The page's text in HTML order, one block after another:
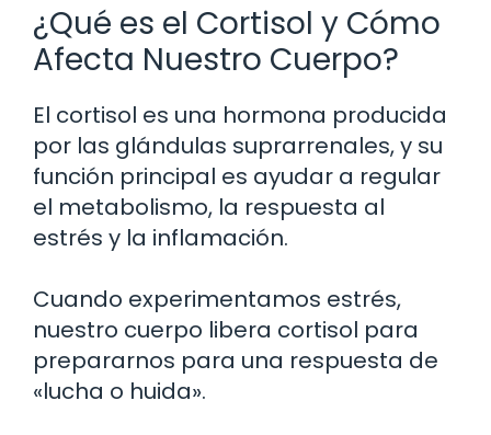
¿Qué es el Cortisol y Cómo
Afecta Nuestro Cuerpo?
El cortisol es una hormona producida
por las glándulas suprarrenales, y su
función principal es ayudar a regular
el metabolismo, la respuesta al
estrés y la inflamación.
Cuando experimentamos estrés,
nuestro cuerpo libera cortisol para
prepararnos para una respuesta de
«lucha o huida».